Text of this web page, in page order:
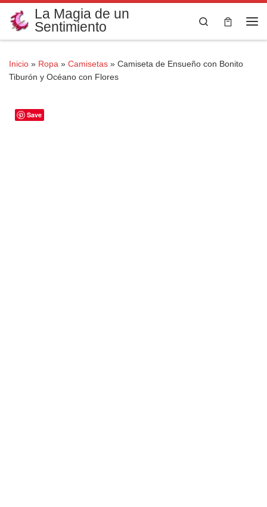
Saltar al contenido
La Magia de un
Sentimiento
Search
Inicio » Ropa » Camisetas » Camiseta de Ensueño con Bonito
Tiburón y Océano con Flores
Save